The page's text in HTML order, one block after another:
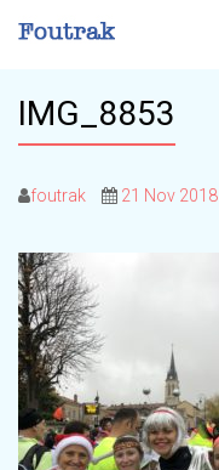
IMG_8853
foutrak 21 Nov 2018